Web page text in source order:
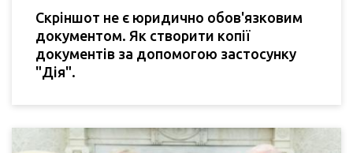
Скріншот не є юридично обов'язковим
документом. Як створити копії
документів за допомогою застосунку
"Дія".